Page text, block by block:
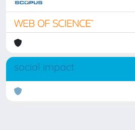
social impact